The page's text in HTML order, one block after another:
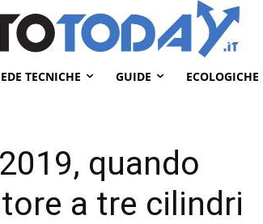
TECNICHE GUIDE ECOLOGICHE
quando
a tre cilindri